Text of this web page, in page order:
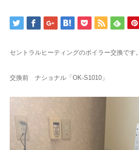
セントラルヒーティングのボイラー交換です。
交換前 ナショナル「OK-S1010」